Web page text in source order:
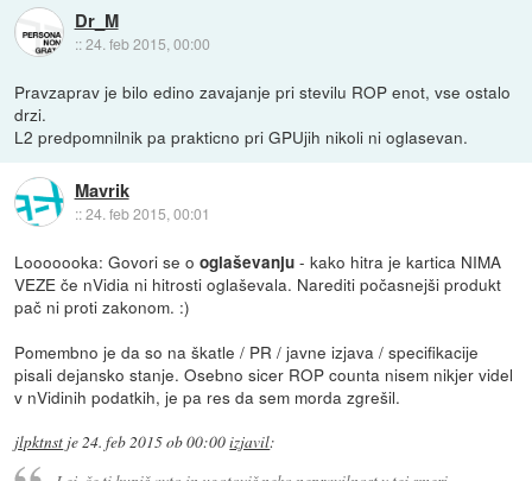
Dr_M
::24. feb 2015, 00:00
Pravzaprav je bilo edino zavajanje pri stevilu ROP enot, vse ostalo
drzi.
L2 predpomnilnik pa prakticno pri GPUjih nikoli ni oglasevan.
Mavrik
::24. feb 2015, 00:01
Looooooka: Govori se ooglaševanju - kako hitra je kartica NIMA
VEZE če nVidia ni hitrosti oglaševala. Narediti počasnejši produkt
pač ni proti zakonom. :)
Pomembno je da so na škatle / PR / javne izjava / specifikacije
pisali dejansko stanje. Osebno sicer ROP counta nisem nikjer videl
v nVidinih podatkih, je pa res da sem morda zgrešil.
jlpktnst je24. feb 2015 ob 00:00izjavil: